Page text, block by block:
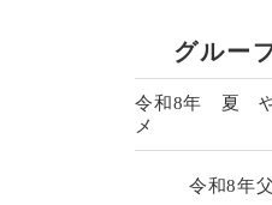
グルー
令和8年 夏 や
メ
令和8年